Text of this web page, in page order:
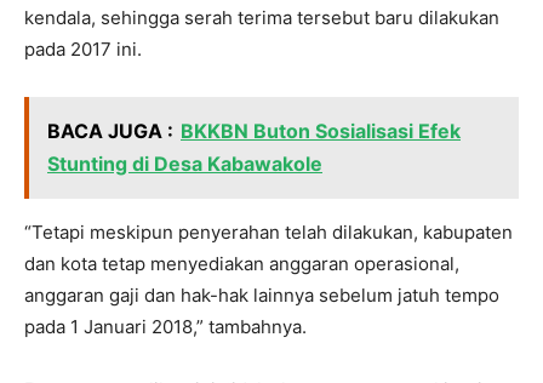
kendala, sehingga serah terima tersebut baru dilakukan
pada 2017 ini.
BACA JUGA : BKKBN Buton Sosialisasi Efek
Stunting di Desa Kabawakole
“Tetapi meskipun penyerahan telah dilakukan, kabupaten
dan kota tetap menyediakan anggaran operasional,
anggaran gaji dan hak-hak lainnya sebelum jatuh tempo
pada 1 Januari 2018,” tambahnya.